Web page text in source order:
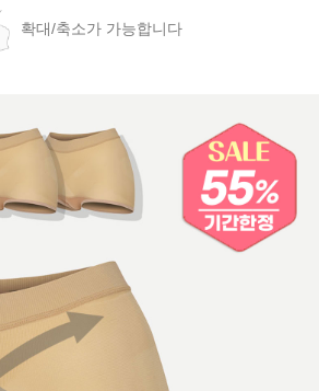
확대/축소가 가능합니다